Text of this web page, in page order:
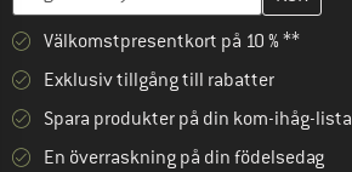
Välkomstpresentkort på 10 % **
Exklusiv tillgång till rabatter
Spara produkter på din kom-ihåg-lista
En överraskning på din födelsedag